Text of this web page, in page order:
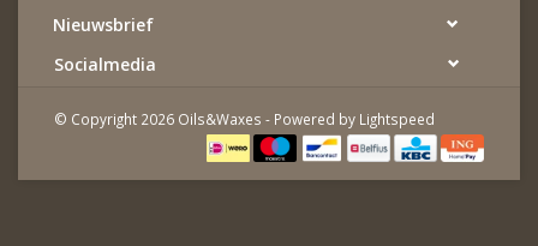
Nieuwsbrief
Socialmedia
© Copyright 2026 Oils&Waxes - Powered by Lightspeed